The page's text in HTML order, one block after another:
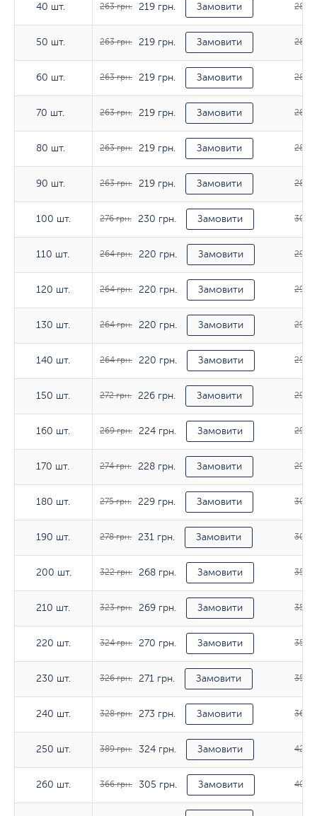
40 шт.
50 шт.
60 шт.
70 шт.
80 шт.
90 шт.
100 шт.
110 шт.
120 шт.
130 шт.
140 шт.
150 шт.
160 шт.
170 шт.
180 шт.
190 шт.
200 шт.
210 шт.
220 шт.
230 шт.
240 шт.
250 шт.
260 шт.
40 шт. 263 грн. 219 грн. Замовити 285
50 шт. 263 грн. 219 грн. Замовити 287
60 шт. 263 грн. 219 грн. Замовити 287
70 шт. 263 грн. 219 грн. Замовити 287
80 шт. 263 грн. 219 грн. Замовити 287
90 шт. 263 грн. 219 грн. Замовити 287
100 шт. 276 грн. 230 грн. Замовити 302
110 шт. 264 грн. 220 грн. Замовити 290
120 шт. 264 грн. 220 грн. Замовити 290
130 шт. 264 грн. 220 грн. Замовити 290
140 шт. 264 грн. 220 грн. Замовити 290
150 шт. 272 грн. 226 грн. Замовити 298
160 шт. 269 грн. 224 грн. Замовити 299
170 шт. 274 грн. 228 грн. Замовити 298
180 шт. 275 грн. 229 грн. Замовити 302
190 шт. 278 грн. 231 грн. Замовити 304
200 шт. 322 грн. 268 грн. Замовити 354
210 шт. 323 грн. 269 грн. Замовити 356
220 шт. 324 грн. 270 грн. Замовити 357
230 шт. 326 грн. 271 грн. Замовити 358
240 шт. 328 грн. 273 грн. Замовити 362
250 шт. 389 грн. 324 грн. Замовити 428
260 шт. 366 грн. 305 грн. Замовити 402